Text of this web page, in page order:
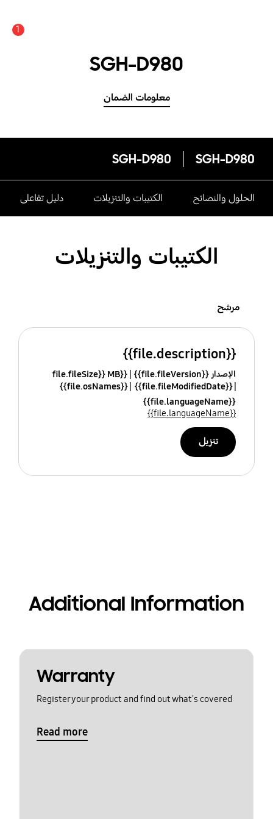
1
SGH-D980
معلومات الضمان
SGH-D980
SGH-D980
الحلول والنصائح الكتيبات والتنزيلات دليل تفاعلى
الكتيبات والتنزيلات
مرشح
{{file.description}}
الإصدار {{file.fileVersion}}
{{file.fileSize}} MB
{{file.fileModifiedDate}}
{{file.osNames}}
{{file.languageName}}
{{file.languageName}}
تنزيل
Additional Information
Warranty
Register your product and find out what's covered
Read more